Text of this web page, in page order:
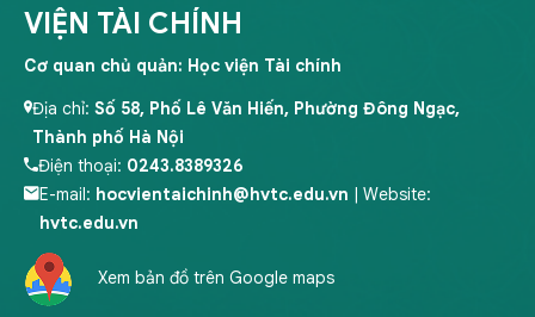
VIỆN TÀI CHÍNH
Cơ quan chủ quản: Học viện Tài chính
Địa chỉ: Số 58, Phố Lê Văn Hiến, Phường Đông Ngạc,
Thành phố Hà Nội
Điện thoại: 0243.8389326
E-mail: hocvientaichinh@hvtc.edu.vn
| Website:
hvtc.edu.vn
Xem bản đồ trên Google maps